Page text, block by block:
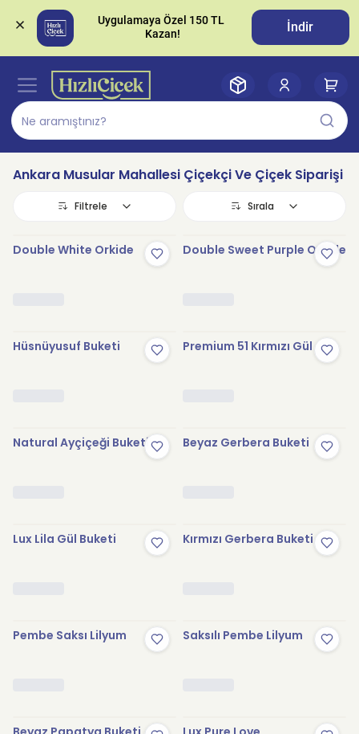
Uygulamaya Özel 150 TL
İndir
Ankara Musular Mahallesi Çiçekçi Ve Çiçek Siparişi
Filtrele Sırala
Double White Orkide Double Sweet Purple Orkide
Hüsnüyusuf Buketi Premium 51 Kırmızı Gül
Natural Ayçiçeği Buketi Beyaz Gerbera Buketi
Lux Lila Gül Buketi Kırmızı Gerbera Buketi
Pembe Saksı Lilyum Saksılı Pembe Lilyum